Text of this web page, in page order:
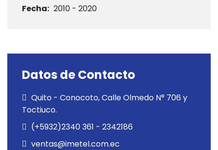
Fecha: 2010 - 2020
Datos de Contacto
Quito - Conocoto, Calle Olmedo N° 706 y
Toctiuco.
(+5932)2340 361 - 2342186
ventas@imetel.com.ec